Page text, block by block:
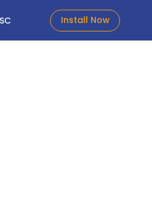
Install Now